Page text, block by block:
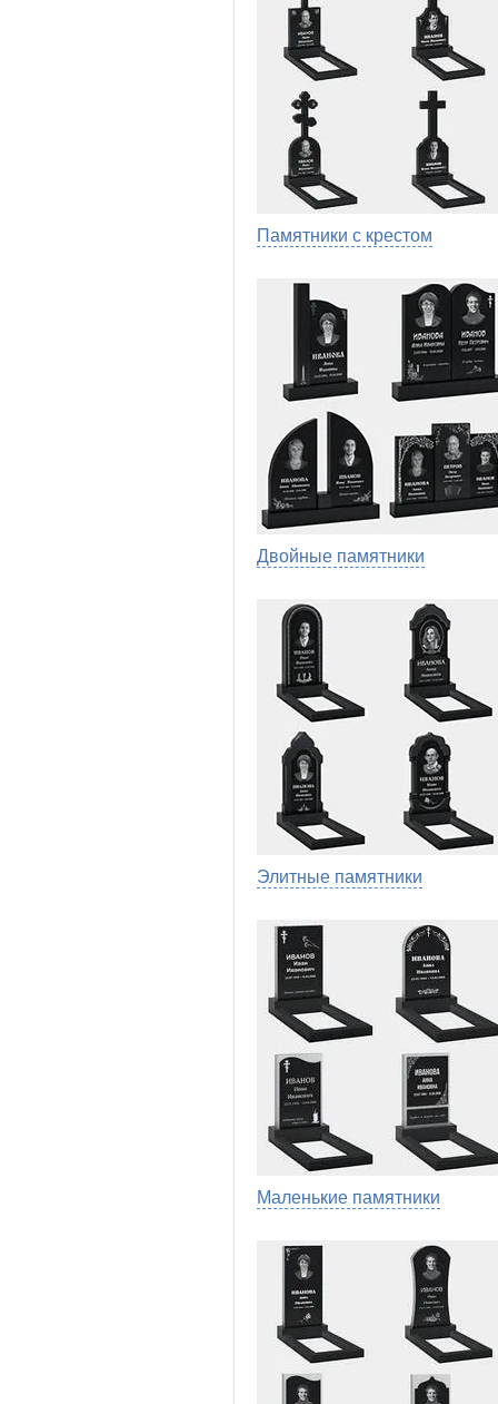
Памятники с крестом
Двойные памятники
Элитные памятники
Маленькие памятники